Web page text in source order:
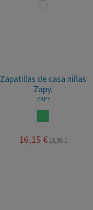
Zapatillas de casa niñas
Zapy.
ZAPY
16,15 €18,95 €